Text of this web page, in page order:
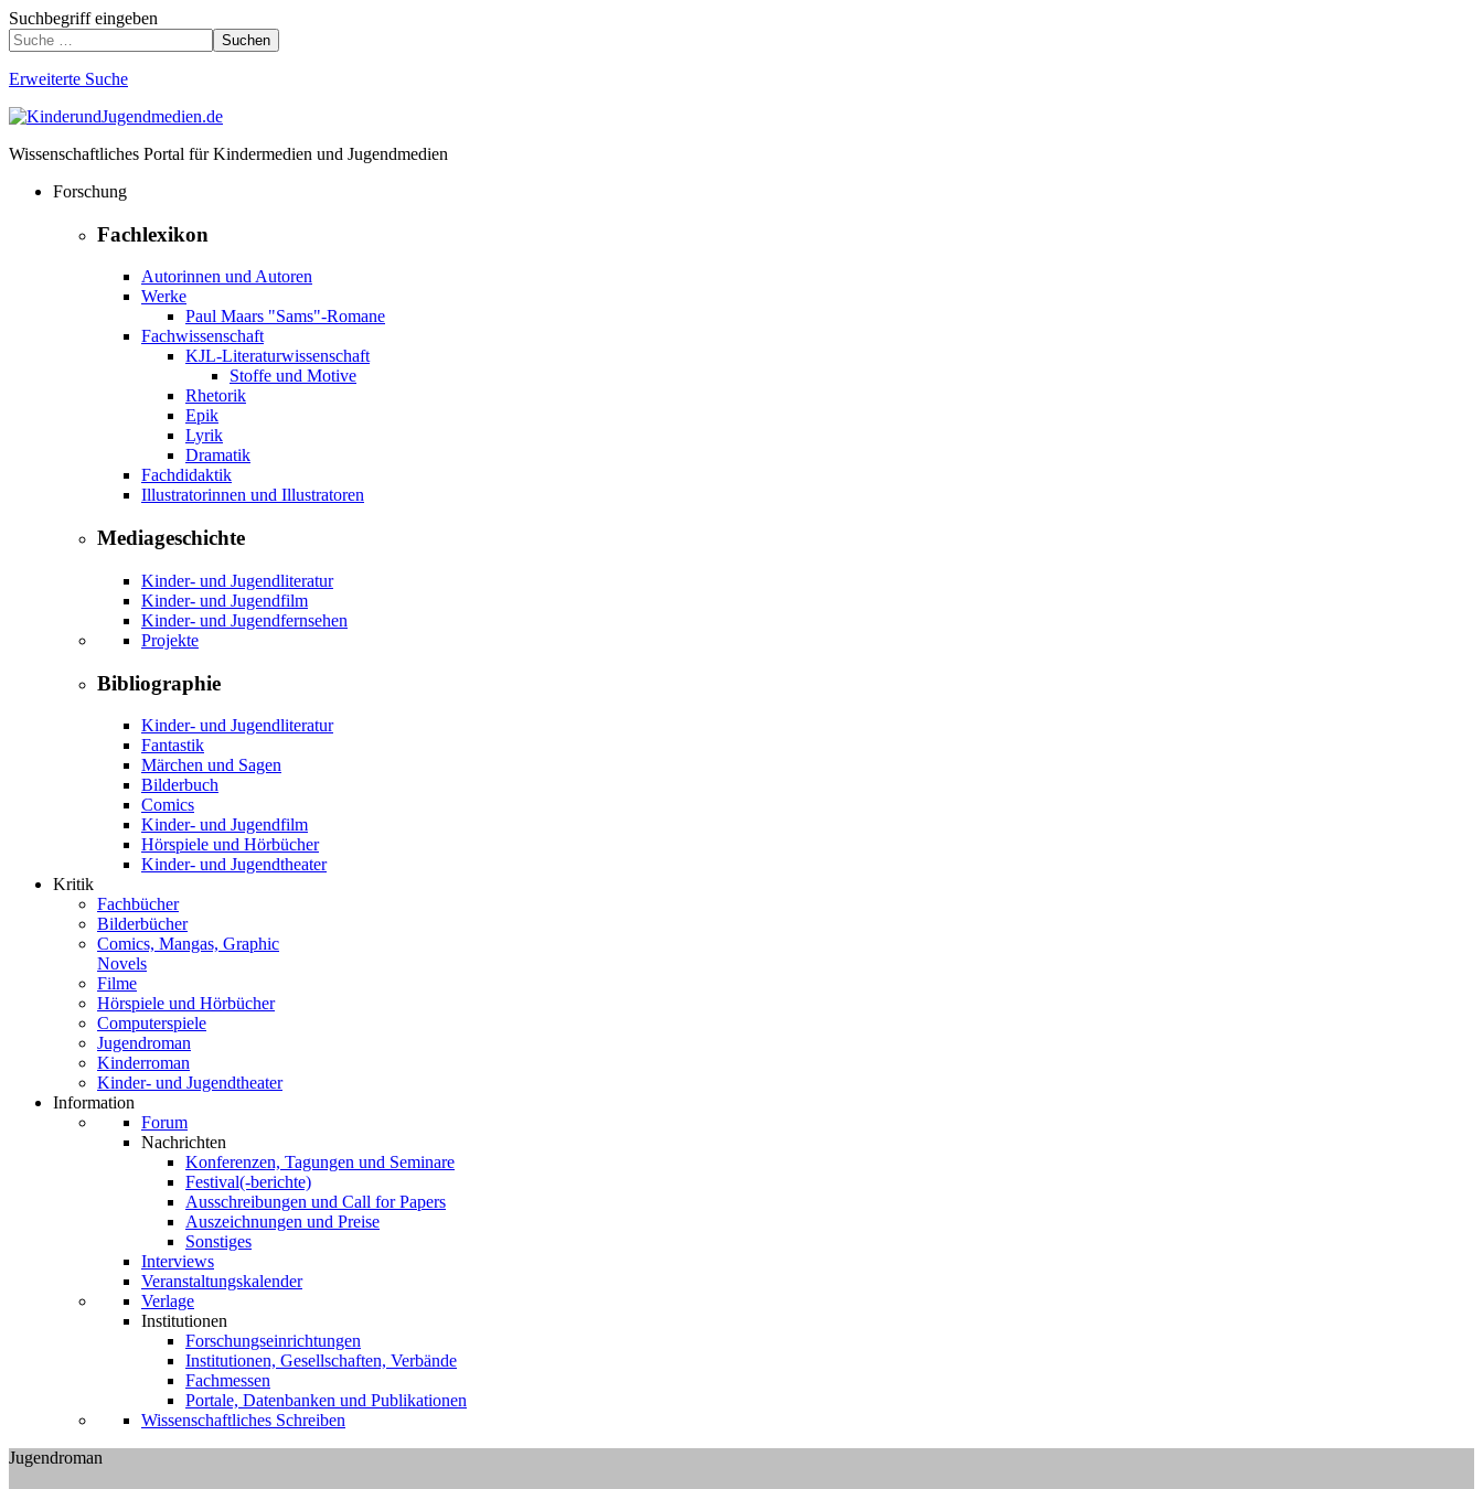
Suchbegriff eingeben
Suchen
Erweiterte Suche
Wissenschaftliches Portal für Kindermedien und Jugendmedien
Forschung
Fachlexikon
Autorinnen und Autoren
Werke
Paul Maars "Sams"-Romane
Fachwissenschaft
KJL-Literaturwissenschaft
Stoffe und Motive
Rhetorik
Epik
Lyrik
Dramatik
Fachdidaktik
Illustratorinnen und Illustratoren
Mediageschichte
Kinder- und Jugendliteratur
Kinder- und Jugendfilm
Kinder- und Jugendfernsehen
Projekte
Bibliographie
Kinder- und Jugendliteratur
Fantastik
Märchen und Sagen
Bilderbuch
Comics
Kinder- und Jugendfilm
Hörspiele und Hörbücher
Kinder- und Jugendtheater
Kritik
Fachbücher
Bilderbücher
Comics, Mangas, Graphic
Novels
Filme
Hörspiele und Hörbücher
Computerspiele
Jugendroman
Kinderroman
Kinder- und Jugendtheater
Information
Forum
Nachrichten
Konferenzen, Tagungen und Seminare
Festival(-berichte)
Ausschreibungen und Call for Papers
Auszeichnungen und Preise
Sonstiges
Interviews
Veranstaltungskalender
Verlage
Institutionen
Forschungseinrichtungen
Institutionen, Gesellschaften, Verbände
Fachmessen
Portale, Datenbanken und Publikationen
Wissenschaftliches Schreiben
Jugendroman